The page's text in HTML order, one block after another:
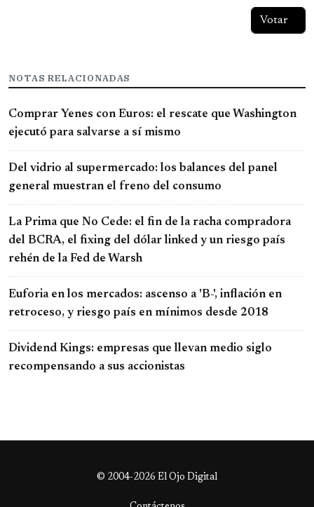
NOTAS RELACIONADAS
Comprar Yenes con Euros: el rescate que Washington
ejecutó para salvarse a sí mismo
Del vidrio al supermercado: los balances del panel
general muestran el freno del consumo
La Prima que No Cede: el fin de la racha compradora
del BCRA, el fixing del dólar linked y un riesgo país
rehén de la Fed de Warsh
Euforia en los mercados: ascenso a 'B-', inflación en
retroceso, y riesgo país en mínimos desde 2018
Dividend Kings: empresas que llevan medio siglo
recompensando a sus accionistas
© 2004-2026 El Ojo Digital